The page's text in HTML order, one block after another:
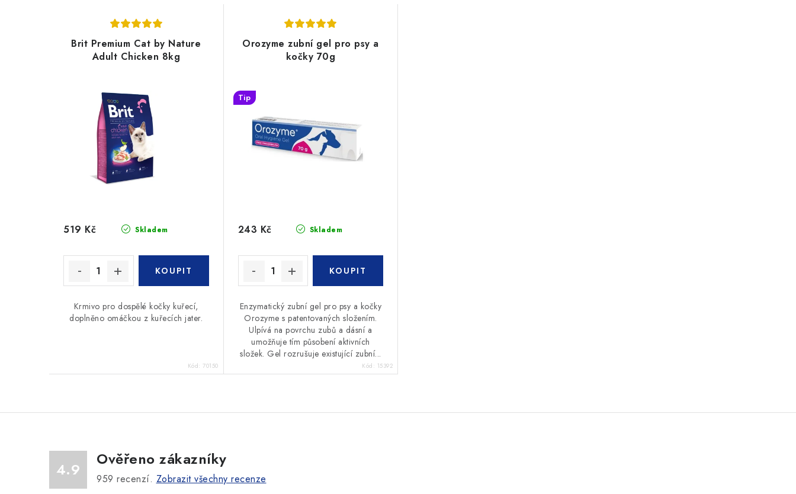
Brit Premium Cat by Nature
Adult Chicken 8kg
Skladem
519 Kč
Krmivo pro dospělé kočky kuřecí,
doplněno omáčkou z kuřecích jater.
Kód: 70150
Orozyme zubní gel pro psy a
kočky 70g
Tip
Skladem
243 Kč
Enzymatický zubní gel pro psy a kočky
Orozyme s patentovaných složením.
Ulpívá na povrchu zubů a dásní a
umožňuje tím působení aktivních
složek. Gel rozrušuje existující zubní...
Kód: 15392
4.9
Ověřeno zákazníky
959 recenzí. Zobrazit všechny recenze